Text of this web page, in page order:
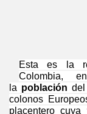
Esta es la
Colombia,
la población
colonos
placentero cuya